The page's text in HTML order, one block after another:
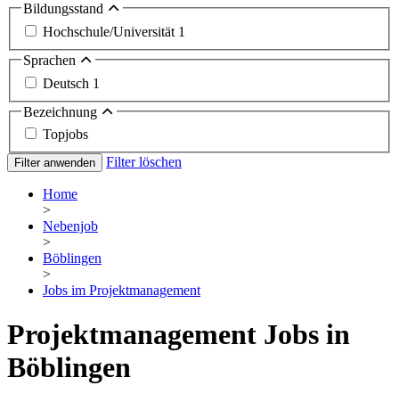
Bildungsstand
Hochschule/Universität 1
Sprachen
Deutsch 1
Bezeichnung
Topjobs
Filter anwenden Filter löschen
Home
>
Nebenjob
>
Böblingen
>
Jobs im Projektmanagement
Projektmanagement Jobs in
Böblingen